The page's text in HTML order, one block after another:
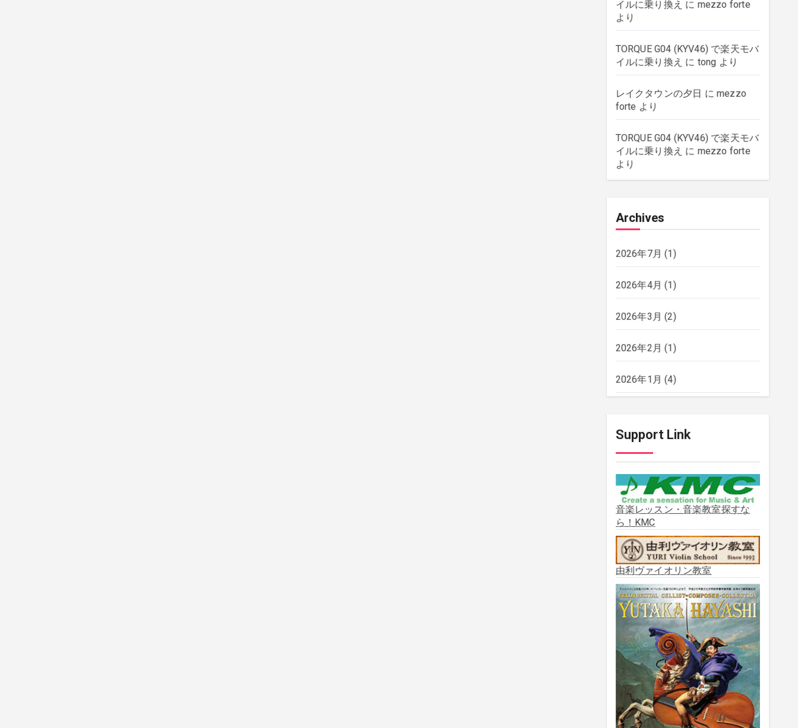
イルに乗り換え に mezzo forte
より
TORQUE G04 (KYV46) で楽天モバ
イルに乗り換え に tong より
レイクタウンの夕日 に mezzo
forte より
TORQUE G04 (KYV46) で楽天モバ
イルに乗り換え に mezzo forte
より
Archives
2026年7月 (1)
2026年4月 (1)
2026年3月 (2)
2026年2月 (1)
2026年1月 (4)
2025年11月(2)
2025年10月(2)
2025年9月(3)
2025年8月(5)
2025年7月(3)
2025年6月(1)
2025年5月(5)
2025年3月(1)
2025年2月(1)
2025年1月(3)
Support Link
音楽レッスン・音楽教室探すな
ら！KMC
由利ヴァイオリン教室